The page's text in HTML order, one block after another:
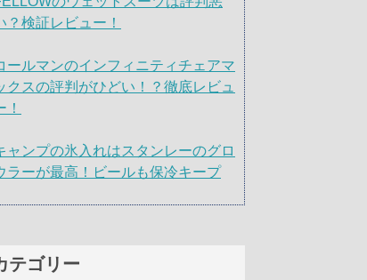
？検証レビュー！
ールマンのインフィニティチェアマ
クスの評判がひどい！？徹底レビュ
！
ャンプの氷入れはスタンレーのグロ
ラーが最高！ビールも保冷キープ
テゴリー